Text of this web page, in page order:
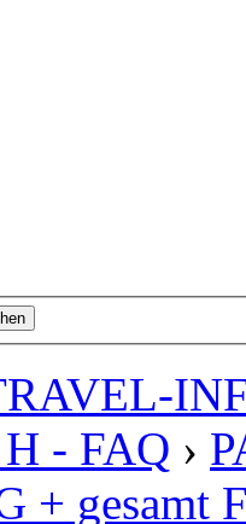
- FAQ ›
+ gesamt